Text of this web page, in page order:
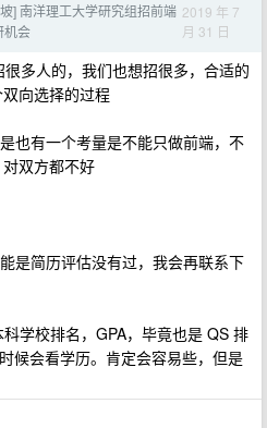
] 南洋理工大学研究组招前端
机会
2019 年 7
月 31 日
多人的，我们也想招很多，合适的
向选择的过程
也有一个考量是不能只做前端，不
双方都不好
是简历评估没有过，我会再联系下
学校排名，GPA，毕竟也是 QS 排
候会看学历。肯定会容易些，但是